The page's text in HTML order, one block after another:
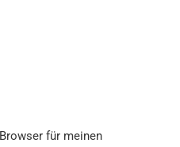
für meinen